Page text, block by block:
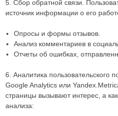
5. Сбор обратной связи.
источник информации о его
Опросы и формы отзывов.
Анализ комментариев в
Отчеты об ошибках,
6. Аналитика пользовательского
Google Analytics или
страницы вызывают интерес, а
анализа: